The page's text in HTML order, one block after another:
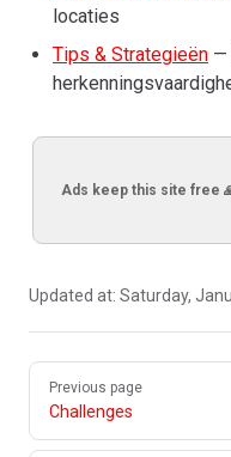
locaties
Tips & Strategieën —
Ads keep this site free
Updated at: Saturday,
Pager
Previous page
Challenges